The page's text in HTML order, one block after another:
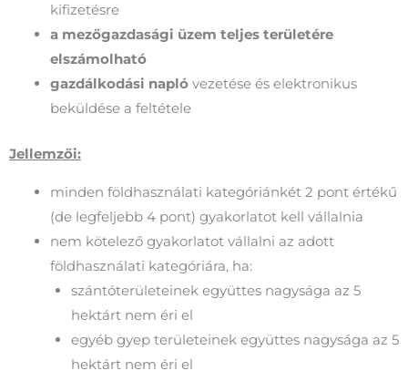
kifizetésre
a mezőgazdasági üzem teljes területére
elszámolható
gazdálkodási napló vezetése és elektronikus
beküldése a feltétele
Jellemzői:
minden földhasználati kategóriánkét 2 pont értékű
(de legfeljebb 4 pont) gyakorlatot kell vállalnia
nem kötelező gyakorlatot vállalni az adott
földhasználati kategóriára, ha:
szántóterületeinek együttes nagysága az 5
hektárt nem éri el
egyéb gyep területeinek együttes nagysága az 5
hektárt nem éri el